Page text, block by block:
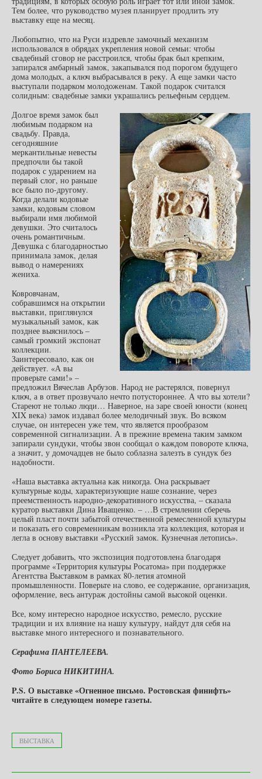
Тем более, что руководство музея планирует продлить эту
выставку еще на месяц.
Любопытно, что на Руси издревле замочный механизм
использовался в обрядах укрепления новой семьи: чтобы
свадебный сговор не расстроился, чтобы брак был крепким,
запирался амбарный замок, закапывался под порогом будущего
дома молодых, а ключ выбрасывался в реку. А еще замки часто
выступали подарком молодоженам. Такой подарок считался
солидным: свадебные замки украшались рельефным сердцем.
Долгое время замок был
любимым подарком на
свадьбу. Правда,
сегодняшние
меркантильные невесты
предпочли бы такой
подарок с ударением на
первый слог, но раньше
все было по-другому.
Когда делали кодовые
замки, кодовым словом
выбирали имя любимой
девушки. Это считалось
очень романтичным.
Девушка с благодарностью
принимала замок, делая
вывод о намерениях
жениха.
Ковровчанам,
собравшимся на открытии
выставки, приглянулся
музыкальный замок, как
позднее выяснилось –
самый громкий экспонат
коллекции.
Заинтересовало, как он
действует. «А вы
проверьте сами!» –
предложил Вячеслав Арбузов. Народ не растерялся, повернул
ключ, а в ответ прозвучало нечто потустороннее. А что вы хотели?
Стареют не только люди… Наверное, на заре своей юности (конец
XIX века) замок издавал более мелодичный звук. Во всяком
случае, он интересен уже тем, что является прообразом
современной сигнализации. А в прежние времена таким замком
запирали сундуки, чтобы звон сообщал о каждом повороте ключа,
а значит, у домочадцев не было соблазна залезть в сундук без
надобности.
«Наша выставка актуальна как никогда. Она раскрывает
культурные коды, характеризующие наше сознание, через
преемственность народно-декоративного искусства, – сказала
куратор выставки Дина Иващенко. – …В стремлении сберечь
целый пласт почти забытой отечественной ремесленной культуры
и показать его современникам возникла эта коллекция, которая и
легла в основу выставки «Русский замок. Кузнечная летопись».
Следует добавить, что экспозиция подготовлена благодаря
программе «Территория культуры Росатома» при поддержке
Агентства Выставком в рамках 80-летия атомной
промышленности. Поверьте на слово, ее содержание, организация,
оформление, весь антураж достойны самой высокой оценки.
Все, кому интересно народное искусство, ремесло, русские
традиции и их влияние на нашу культуру, найдут для себя на
выставке много интересного и познавательного.
Серафима ПАНТЕЛЕЕВА.
Фото Бориса НИКИТИНА.
P.S. О выставке «Огненное письмо. Ростовская финифть»
читайте в следующем номере газеты.
ВЫСТАВКА